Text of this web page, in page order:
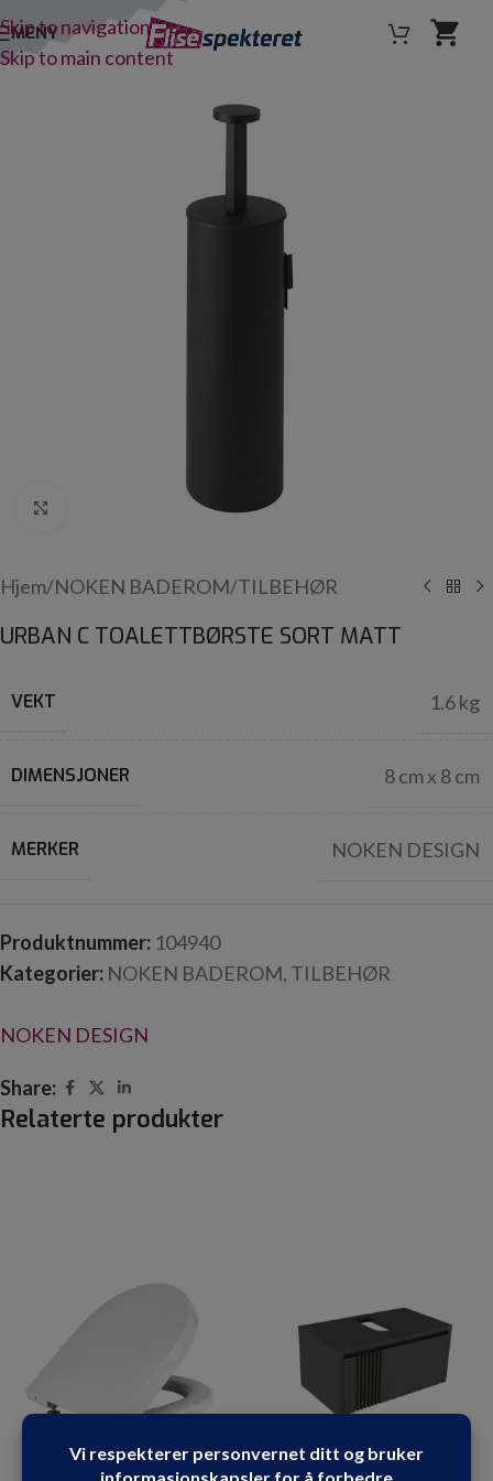
Skip to navigation
Skip to main content
MENY
Hjem/NOKEN BADEROM/TILBEHØR
URBAN C TOALETTBØRSTE SORT MATT
VEKT 1.6 kg
DIMENSJONER 8 cm x 8 cm
MERKER NOKEN DESIGN
Produktnummer: 104940
Kategorier: NOKEN BADEROM, TILBEHØR
NOKEN DESIGN
Share:
Relaterte produkter